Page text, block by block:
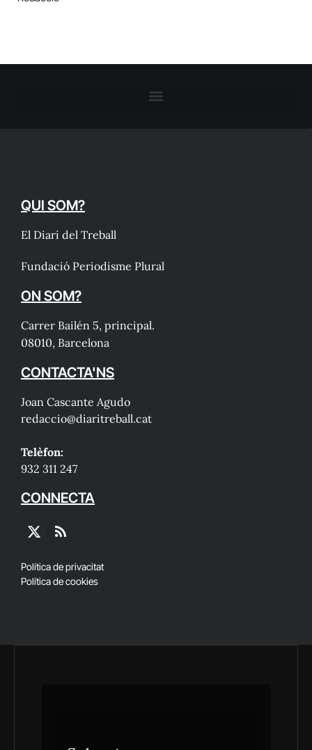
QUI SOM?
El Diari del Treball
Fundació Periodisme Plural
ON SOM?
Carrer Bailén 5, principal.
08010, Barcelona
CONTACTA'NS
Joan Cascante Agudo
redaccio@diaritreball.cat
Telèfon:
932 311 247
CONNECTA
X
RSS
Política de privacitat
Política de cookies